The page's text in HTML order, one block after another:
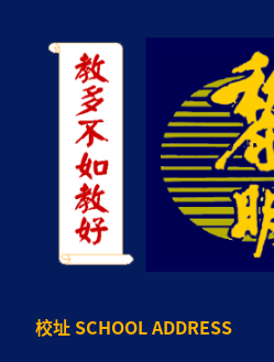
校址 SCHOOL ADDRESS